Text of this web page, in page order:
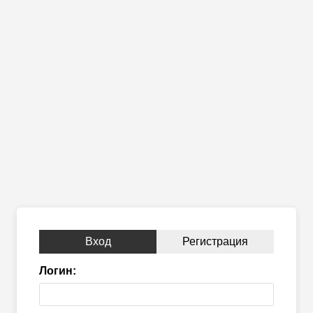
Вход Регистрация
Логин: